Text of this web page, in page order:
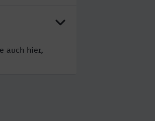
auch hier,